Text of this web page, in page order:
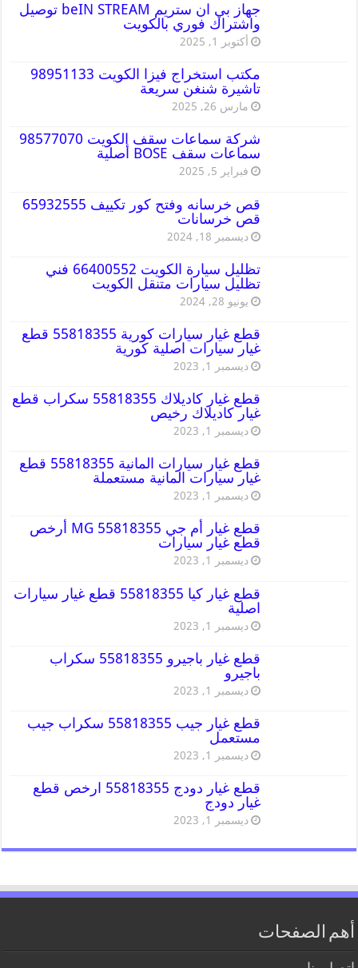
جهاز بي ان ستريم beIN STREAM توصيل
واشتراك فوري بالكويت
أكتوبر 1, 2025
مكتب استخراج فيزا الكويت 98951133
تاشيرة شنغن سريعة
مارس 26, 2025
شركة سماعات سقف الكويت 98577070
سماعات سقف BOSE أصلية
فبراير 5, 2025
قص خرسانه وفتح كور تكييف 65932555
قص خرسانات
ديسمبر 18, 2024
تظليل سيارة الكويت 66400552 فني
تظليل سيارات متنقل الكويت
يونيو 28, 2024
قطع غيار سيارات كورية 55818355 قطع
غيار سيارات اصلية كورية
ديسمبر 1, 2023
قطع غيار كاديلاك 55818355 سكراب قطع
غيار كاديلاك رخيص
ديسمبر 1, 2023
قطع غيار سيارات المانية 55818355 قطع
غيار سيارات المانية مستعملة
ديسمبر 1, 2023
قطع غيار أم جي MG 55818355 أرخص
قطع غيار سيارات
ديسمبر 1, 2023
قطع غيار كيا 55818355 قطع غيار سيارات
اصلية
ديسمبر 1, 2023
قطع غيار باجيرو 55818355 سكراب
باجيرو
ديسمبر 1, 2023
قطع غيار جيب 55818355 سكراب جيب
مستعمل
ديسمبر 1, 2023
قطع غيار دودج 55818355 ارخص قطع
غيار دودج
ديسمبر 1, 2023
أهم الصفحات